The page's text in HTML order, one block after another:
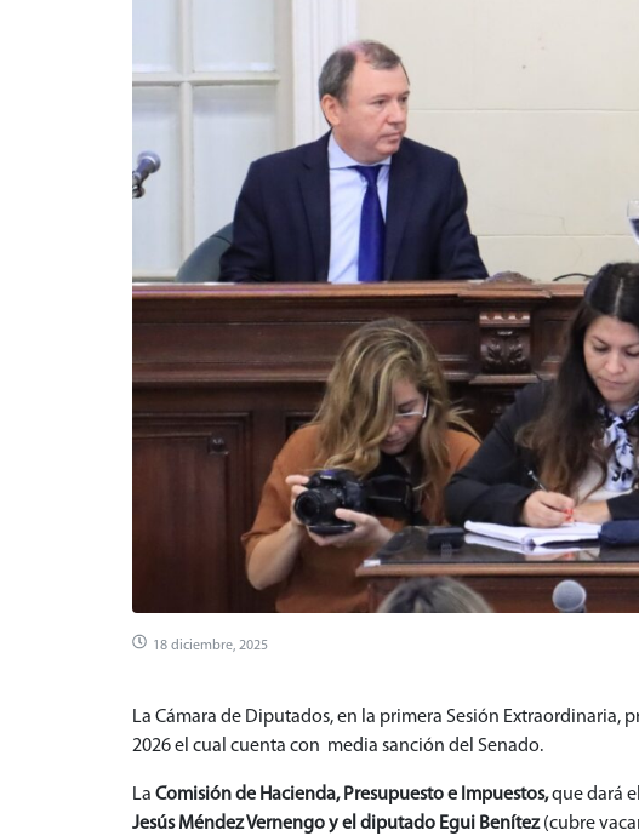
18 diciembre, 2025
La Cámara de Diputados, en la primera Sesión Extraordinaria,
2026 el cual cuenta con media sanción del Senado.
La Comisión de Hacienda, Presupuesto e Impuestos,que dará
Jesús Méndez Vernengo y el diputado Egui Benítez(cubre